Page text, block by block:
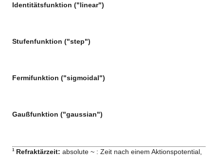
Identitätsfunktion ("linear")
Stufenfunktion ("step")
Fermifunktion ("sigmoidal")
Gaußfunktion ("gaussian")
1Refraktärzeit: absolute ~ : Zeit nach einem Aktionspotential,